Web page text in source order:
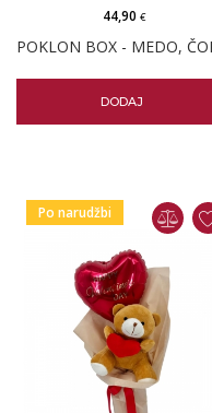
44,90 €
DODAJ
Po narudžbi